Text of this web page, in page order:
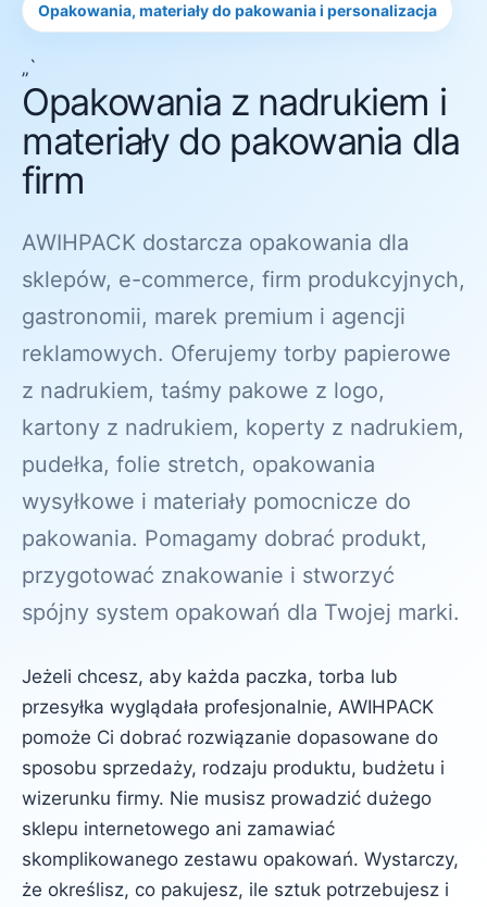
Opakowania, materiały do pakowania i personalizacja
„`
Opakowania z nadrukiem i
materiały do pakowania dla
firm
AWIHPACK dostarcza opakowania dla
sklepów, e-commerce, firm produkcyjnych,
gastronomii, marek premium i agencji
reklamowych. Oferujemy torby papierowe
z nadrukiem, taśmy pakowe z logo,
kartony z nadrukiem, koperty z nadrukiem,
pudełka, folie stretch, opakowania
wysyłkowe i materiały pomocnicze do
pakowania. Pomagamy dobrać produkt,
przygotować znakowanie i stworzyć
spójny system opakowań dla Twojej marki.
Jeżeli chcesz, aby każda paczka, torba lub
przesyłka wyglądała profesjonalnie, AWIHPACK
pomoże Ci dobrać rozwiązanie dopasowane do
sposobu sprzedaży, rodzaju produktu, budżetu i
wizerunku firmy. Nie musisz prowadzić dużego
sklepu internetowego ani zamawiać
skomplikowanego zestawu opakowań. Wystarczy,
że określisz, co pakujesz, ile sztuk potrzebujesz i